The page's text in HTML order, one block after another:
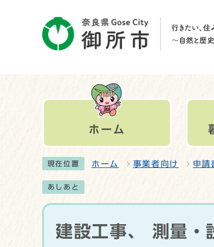
ホーム
現在位置 ホーム 事業者向け 申請
あしあと
建設工事、 測量・